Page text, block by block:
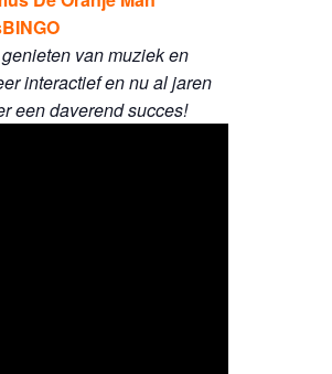
van muziek en
interactief en nu al jaren
een daverend succes!